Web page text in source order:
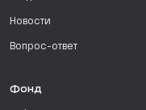
Новости
Вопрос-ответ
Фонд